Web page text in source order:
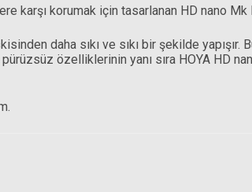
karşı korumak için tasarlanan HD nano
daha sıkı ve sıkı bir şekilde
özelliklerinin yanı sıra HOYA HD